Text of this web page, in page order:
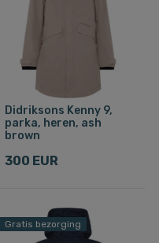
Didriksons Kenny 9,
parka, heren, ash
brown
300 EUR
Gratis bezorging